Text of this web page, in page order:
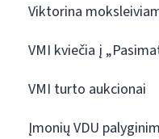
Viktorina
VMI kviečia į
VMI turto aukcionai
Įmonių VDU